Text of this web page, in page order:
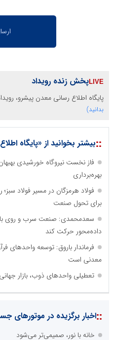
پخش زنده رویداد
پایگاه اطلاع رسانی معدن پیشرو،
بدانید)
::بیشتر بخوانید از «پایگاه
فاز نخست نیروگاه خورشیدی
بهره‌برداری
فولاد هرمزگان در مسیر فولاد
برای تحول صنعت
سعدمحمدی: صنعت سرب و روی
داده‌محور حرکت کند
فرماندار باروق: توسعه واحدهای
معدنی است
تعطیلی واحدهای ذوب، بازار
نظرسنجی
مهمترین نیازمندی ساختار اطلاع